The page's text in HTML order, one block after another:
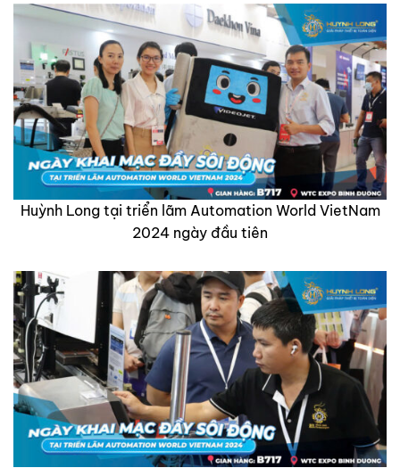
Huỳnh Long tại triển lãm Automation World VietNam
2024 ngày đầu tiên